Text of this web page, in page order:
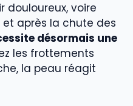
douloureux, voire
après la chute des
désormais une
les frottements
la peau réagit